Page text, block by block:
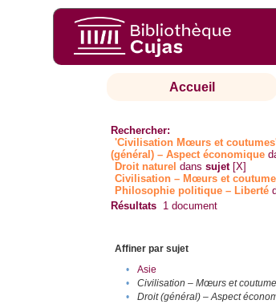
Accueil
Rechercher:
'Civilisation Mœurs et
(général) – Aspect économique
Droit naturel danssujet [X]
Civilisation – Mœurs et
Philosophie politique – Liberté
Résultats 1 document
Affiner par sujet
•
Asie
•
Civilisation – Mœurs et
•
Droit (général) – Aspect